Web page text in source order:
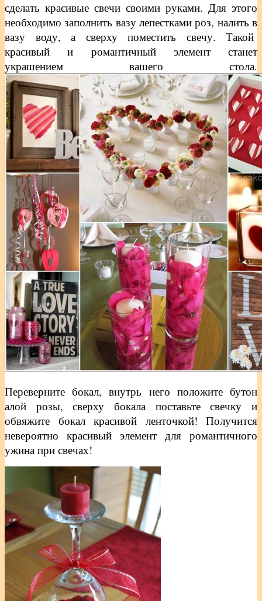
сделать красивые свечи своими руками. Для этого
необходимо заполнить вазу лепестками роз, налить в
вазу воду, а сверху поместить свечу. Такой
красивый и романтичный элемент станет
украшением вашего стола.
Переверните бокал, внутрь него положите бутон
алой розы, сверху бокала поставьте свечку и
обвяжите бокал красивой ленточкой! Получится
невероятно красивый элемент для романтичного
ужина при свечах!